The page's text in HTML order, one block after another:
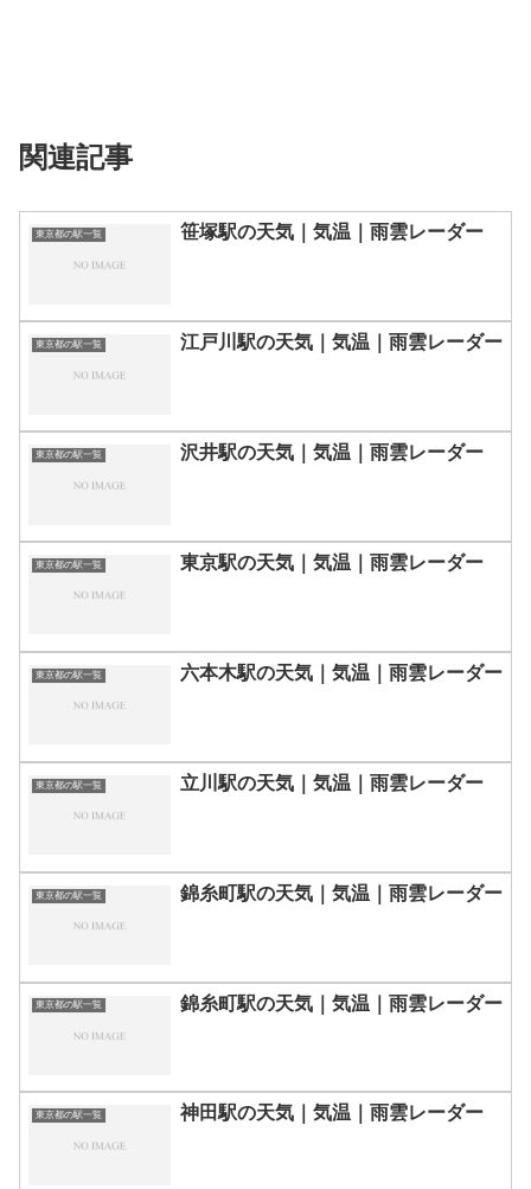
関連記事
東京都の駅一覧 笹塚駅の天気｜気温｜雨雲レーダー
東京都の駅一覧 江戸川駅の天気｜気温｜雨雲レーダー
東京都の駅一覧 沢井駅の天気｜気温｜雨雲レーダー
東京都の駅一覧 東京駅の天気｜気温｜雨雲レーダー
東京都の駅一覧 六本木駅の天気｜気温｜雨雲レーダー
東京都の駅一覧 立川駅の天気｜気温｜雨雲レーダー
東京都の駅一覧 錦糸町駅の天気｜気温｜雨雲レーダー
東京都の駅一覧 錦糸町駅の天気｜気温｜雨雲レーダー
東京都の駅一覧 神田駅の天気｜気温｜雨雲レーダー